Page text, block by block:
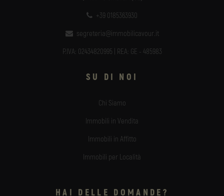
+39 0185363930
segreteria@immobilicavour.it
P.IVA: 02434820995 | REA: GE - 485983
SU DI NOI
Chi Siamo
Immobili in Vendita
Immobili in Affitto
Immobili per Località
HAI DELLE DOMANDE?